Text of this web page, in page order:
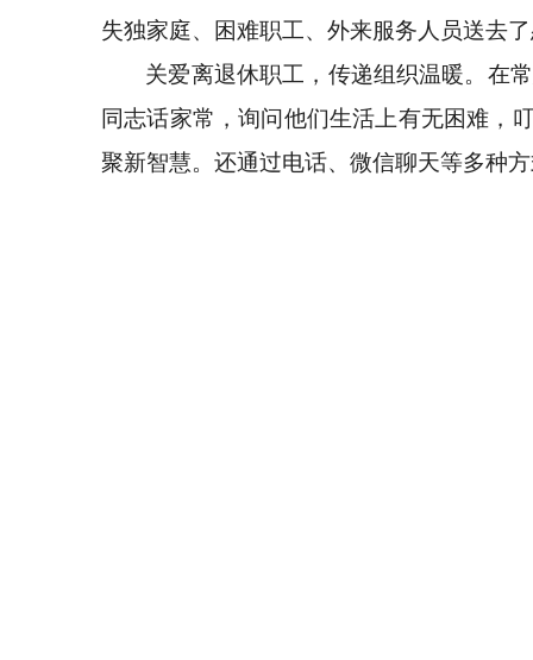
失独家庭、困难职工、外来服务人员送去
关爱离退休职工，传递组织温暖。在
同志话家常，询问他们生活上有无困难，
聚新智慧。还通过电话、微信聊天等多种